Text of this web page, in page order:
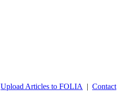
Upload Articles to FOLIA | Contact